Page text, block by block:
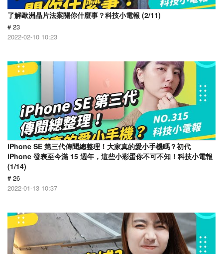
了解歐洲晶片法案關你什麼事？科技小電報 (2/11)
# 23
2022-02-10 10:23
iPhone SE 第三代傳聞總整理！大家真的愛小手機嗎？初代
iPhone 發表至今滿 15 週年，這些小彩蛋你不可不知！科技小電報
(1/14)
# 26
2022-01-13 10:37